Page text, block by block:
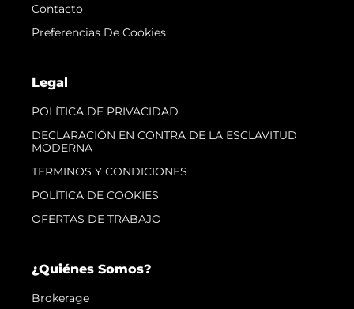
Contacto
Preferencias De Cookies
Legal
POLÍTICA DE PRIVACIDAD
DECLARACIÓN EN CONTRA DE LA ESCLAVITUD
MODERNA
TERMINOS Y CONDICIONES
POLÍTICA DE COOKIES
OFERTAS DE TRABAJO
¿Quiénes Somos?
Brokerage